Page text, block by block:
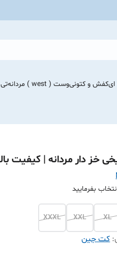
ایکفش و کتونیوست ( west ) مردانه
خز دار مردانه | کیفیت
بفرمایید
XL
XXL
XXXL
:کت جین